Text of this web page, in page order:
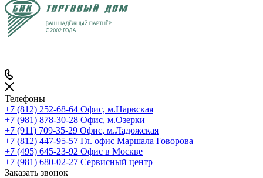
Телефоны
+7 (812) 252-68-64 Офис, м.Нарвская
+7 (981) 878-30-28 Офис, м.Озерки
+7 (911) 709-35-29 Офис, м.Ладожская
+7 (812) 447-95-57 Гл. офис Маршала Говорова
+7 (495) 645-23-92 Офис в Москве
+7 (981) 680-02-27 Сервисный центр
Заказать звонок